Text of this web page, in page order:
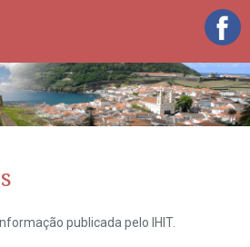
publicada pelo IHIT.